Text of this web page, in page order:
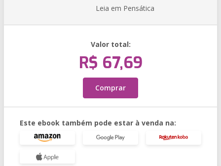
Leia em Pensática
Valor total:
R$ 67,69
Comprar
Este ebook também pode estar à venda na: